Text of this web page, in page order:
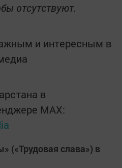
отсутствуют.
и интересным в
в
MАХ:
(«Трудовая слава») в